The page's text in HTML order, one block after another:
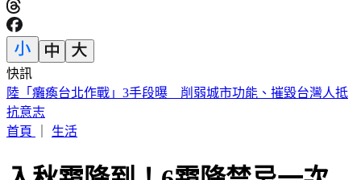
快訊
員工減肥老闆買單！美銀砸80億補貼瘦瘦針 執行長喊值得
首頁｜
入秋霜降到！6霜降禁忌一次